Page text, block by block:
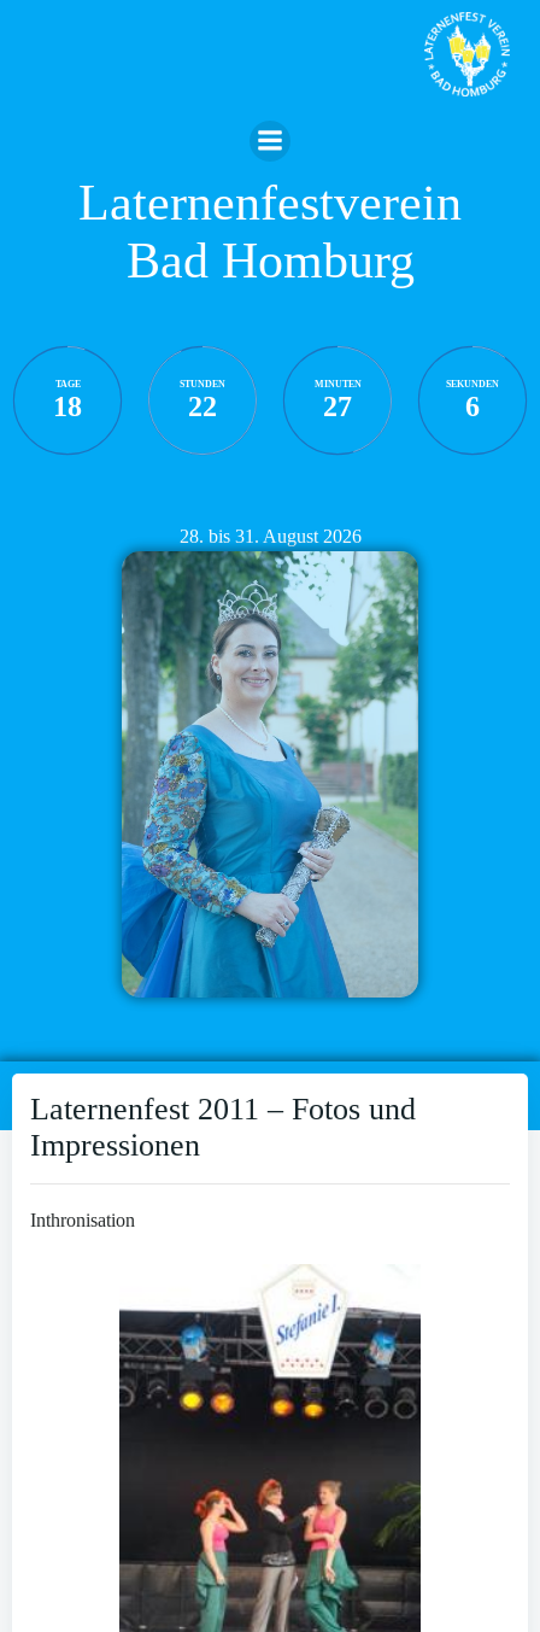
Laternenfestverein
Bad Homburg
TAGE
18
STUNDEN
22
MINUTEN
27
SEKUNDEN
5
28. bis 31. August 2026
Laternenfest 2011 – Fotos und
Impressionen
Inthronisation